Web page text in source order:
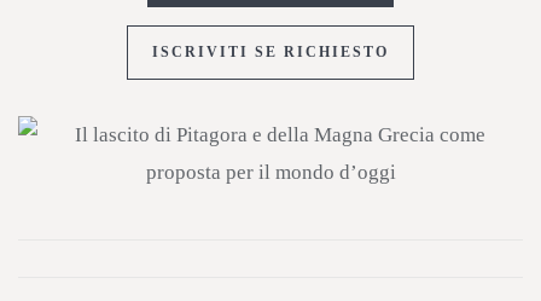
ISCRIVITI SE RICHIESTO